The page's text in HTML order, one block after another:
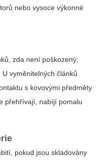
nebo vysoce výkonné
zda není poškozený;
vyměnitelných článků
s kovovými předměty
přehřívají, nabíjí pomalu
pokud jsou skladovány